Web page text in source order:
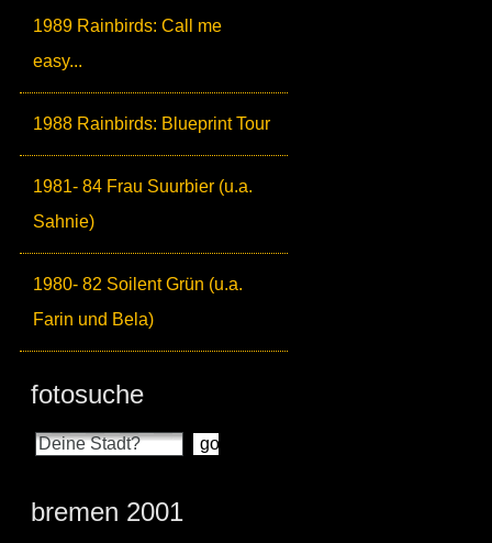
1989 Rainbirds: Call me
easy...
1988 Rainbirds: Blueprint Tour
1981- 84 Frau Suurbier (u.a.
Sahnie)
1980- 82 Soilent Grün (u.a.
Farin und Bela)
fotosuche
bremen 2001